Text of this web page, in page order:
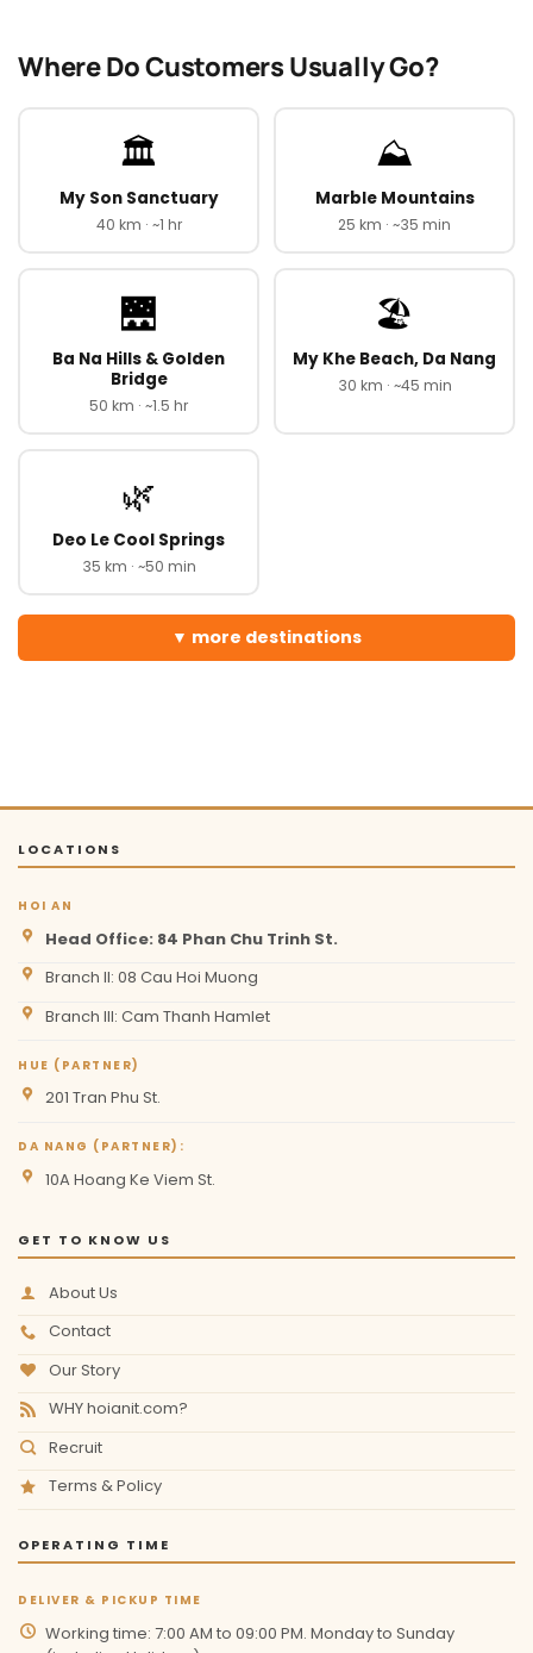
Where Do Customers Usually Go?
🏛️
My Son Sanctuary
40 km · ~1 hr
⛰️
Marble Mountains
25 km · ~35 min
🌉
Ba Na Hills & Golden
Bridge
50 km · ~1.5 hr
🏖️
My Khe Beach, Da Nang
30 km · ~45 min
🌿
Deo Le Cool Springs
35 km · ~50 min
more destinations
LOCATIONS
HOI AN
Head Office: 84 Phan Chu Trinh St.
Branch II: 08 Cau Hoi Muong
Branch III: Cam Thanh Hamlet
HUE (PARTNER)
201 Tran Phu St.
DA NANG (PARTNER):
10A Hoang Ke Viem St.
GET TO KNOW US
About Us
Contact
Our Story
WHY hoianit.com?
Recruit
Terms & Policy
OPERATING TIME
DELIVER & PICKUP TIME
Working time: 7:00 AM to 09:00 PM. Monday to Sunday